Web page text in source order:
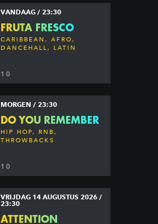
VANDAAG / 23:30
FRUTA FRESCO
CARIBBEAN, AFRO,
DANCEHALL, LATIN
10
MORGEN / 23:30
DO YOU REMEMBER
HIP HOP, RNB,
THROWBACKS
10
VRIJDAG 14 AUGUSTUS 2026 /
23:30
ATTENTION